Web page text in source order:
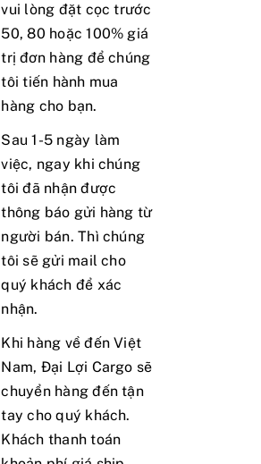
vui lòng đặt cọc trước
50, 80 hoặc 100% giá
trị đơn hàng để chúng
tôi tiến hành mua
hàng cho bạn.
Sau 1-5 ngày làm
việc, ngay khi chúng
tôi đã nhận được
thông báo gửi hàng từ
người bán. Thì chúng
tôi sẽ gửi mail cho
quý khách để xác
nhận.
Khi hàng về đến Việt
Nam, Đại Lợi Cargo sẽ
chuyển hàng đến tận
tay cho quý khách.
Khách thanh toán